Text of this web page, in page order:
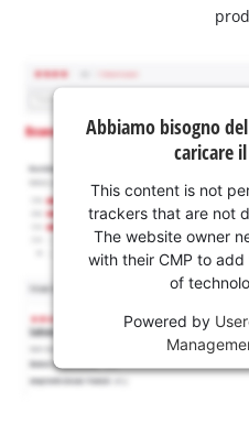
Abbiamo bisogno
caricare
This content is not
trackers that are not
The website owner
with their CMP to
of
Powered by